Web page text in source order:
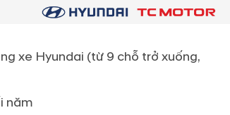
xe Hyundai (từ 9 chỗ trở xuống,
năm